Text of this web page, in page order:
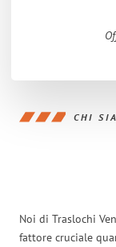
CHI
Noi di Traslochi
fattore cruciale